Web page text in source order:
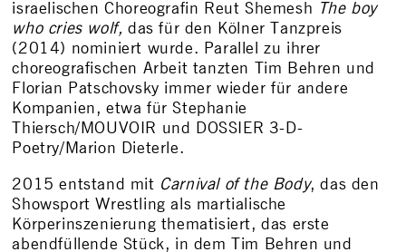
israelischen Choreografin Reut Shemesh The boy
who cries wolf,das für den Kölner Tanzpreis
(2014) nominiert wurde. Parallel zu ihrer
choreografischen Arbeit tanzten Tim Behren und
Florian Patschovsky immer wieder für andere
Kompanien, etwa für Stephanie
Thiersch/MOUVOIR und DOSSIER 3-D-
Poetry/Marion Dieterle.
2015 entstand mit Carnival of the Body, das den
Showsport Wrestling als martialische
Körperinszenierung thematisiert, das erste
abendfüllende Stück, in dem Tim Behren und